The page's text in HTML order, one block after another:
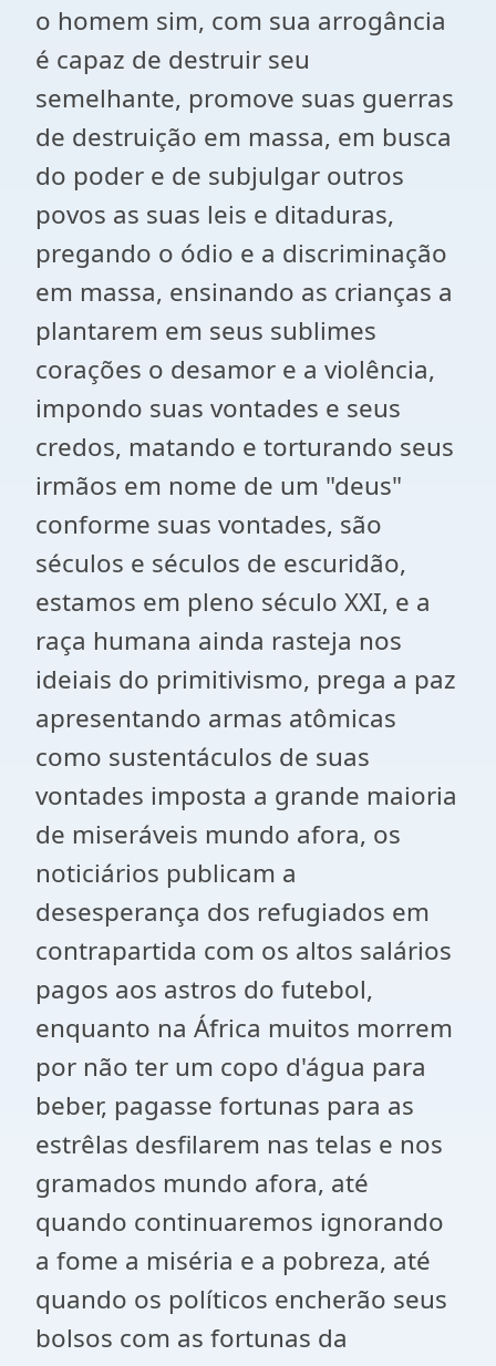
o homem sim, com sua arrogância
é capaz de destruir seu
semelhante, promove suas guerras
de destruição em massa, em busca
do poder e de subjulgar outros
povos as suas leis e ditaduras,
pregando o ódio e a discriminação
em massa, ensinando as crianças a
plantarem em seus sublimes
corações o desamor e a violência,
impondo suas vontades e seus
credos, matando e torturando seus
irmãos em nome de um "deus"
conforme suas vontades, são
séculos e séculos de escuridão,
estamos em pleno século XXI, e a
raça humana ainda rasteja nos
ideiais do primitivismo, prega a paz
apresentando armas atômicas
como sustentáculos de suas
vontades imposta a grande maioria
de miseráveis mundo afora, os
noticiários publicam a
desesperança dos refugiados em
contrapartida com os altos salários
pagos aos astros do futebol,
enquanto na África muitos morrem
por não ter um copo d'água para
beber, pagasse fortunas para as
estrêlas desfilarem nas telas e nos
gramados mundo afora, até
quando continuaremos ignorando
a fome a miséria e a pobreza, até
quando os políticos encherão seus
bolsos com as fortunas da